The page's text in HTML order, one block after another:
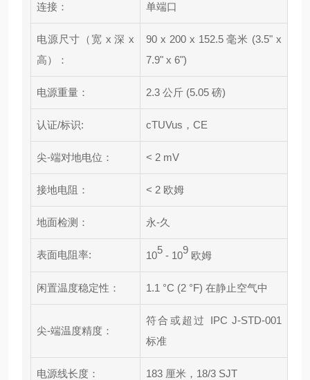
连接： 单端口
电源尺寸（宽 x 深 x
高）：
90 x 200 x 152.5 毫米 (3.5" x
7.9" x 6")
电源重量： 2.3 公斤 (5.05 磅)
认证/标识: cTUVus，CE
尖-端对地电位： < 2 mV
接地电阻： < 2 欧姆
地面检测： 永-久
表面电阻率: 10
5
- 10
9
欧姆
闲置温度稳定性： 1.1 °C (2 °F) 在静止空气中
尖-端温度精度：
符合或超过 IPC J-STD-001
标准
电源线长度： 183 厘米，18/3 SJT